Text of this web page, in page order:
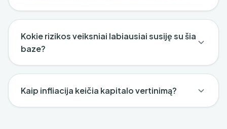
Kokie rizikos veiksniai labiausiai susiję su šia
baze?
Kaip infliacija keičia kapitalo vertinimą?